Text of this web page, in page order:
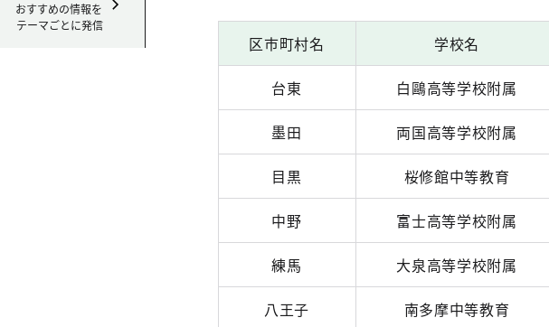
おすすめの情報を
テーマごとに発信
区市町村名 学校名
台東 白鷗高等学校附属
墨田 両国高等学校附属
目黒 桜修館中等教育
中野 富士高等学校附属
練馬 大泉高等学校附属
八王子 南多摩中等教育